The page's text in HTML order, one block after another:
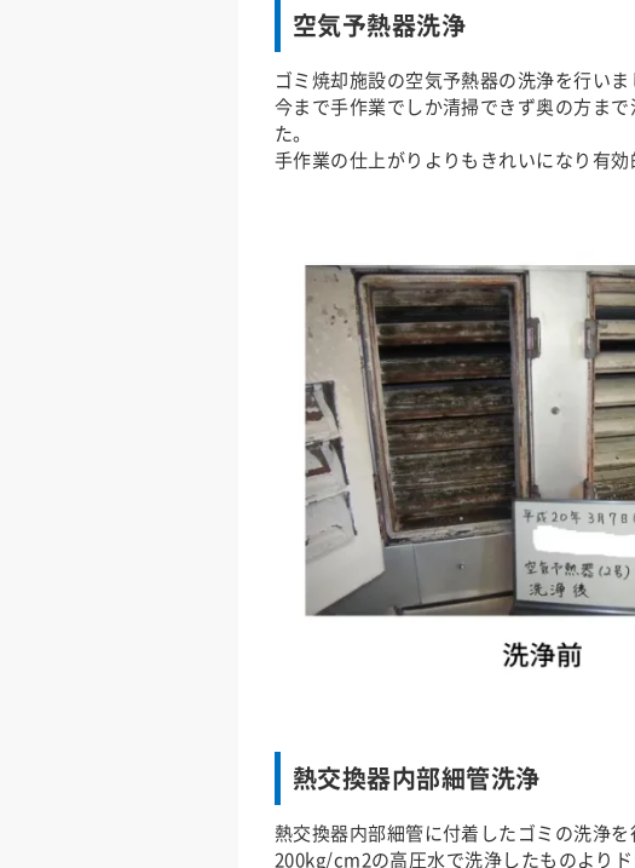
空気予熱器洗浄
ゴミ焼却施設の空気予熱器の洗浄を行いま
今まで手作業でしか清掃できず奥の方ま
た。
手作業の仕上がりよりもきれいになり有効
熱交換器内部細管洗浄
熱交換器内部細管に付着したゴミの洗浄を
200kg/cm2の高圧水で洗浄したものより